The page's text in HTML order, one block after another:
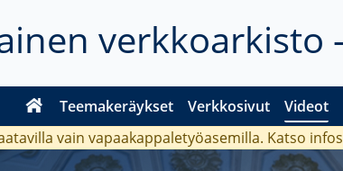
verkkoarkisto
Teemakeräykset Verkkosivut Videot
vain vapaakappaletyöasemilla. Katso